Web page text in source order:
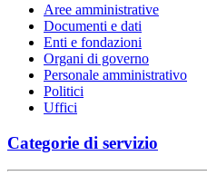
Aree amministrative
Documenti e dati
Enti e fondazioni
Organi di governo
Personale amministrativo
Politici
Uffici
Categorie di servizio